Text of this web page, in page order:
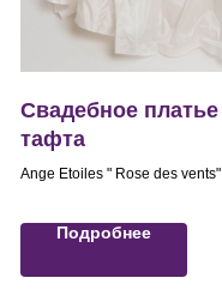
Свадебное
тафта
Ange Etoiles " Rose des
Подробнее